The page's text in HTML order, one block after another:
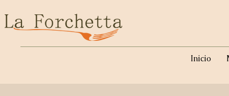
Inicio